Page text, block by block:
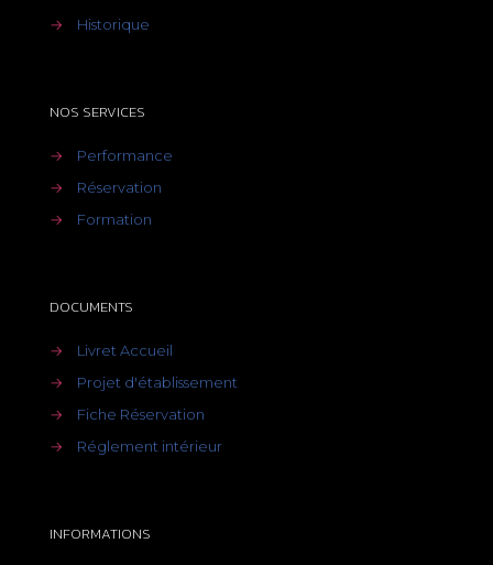
→
Historique
NOS SERVICES
→
Performance
→
Réservation
→
Formation
DOCUMENTS
→
Livret Accueil
→
Projet d'établissement
→
Fiche Réservation
→
Réglement intérieur
INFORMATIONS